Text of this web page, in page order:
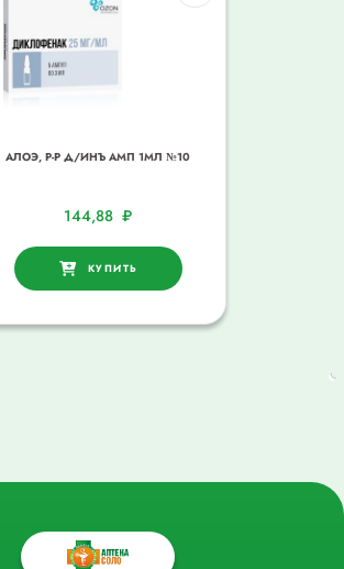
АЛОЭ, Р-Р Д/ИНЪ АМП 1МЛ №10
144,88 ₽
КУПИТЬ